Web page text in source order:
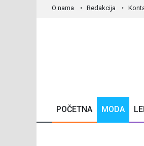
O nama Redakcija
POČETNA MODA